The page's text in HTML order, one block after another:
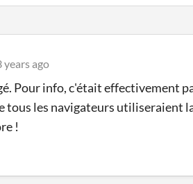
years ago
Pour info, c'était effectivement
tous les navigateurs utiliseraient
!